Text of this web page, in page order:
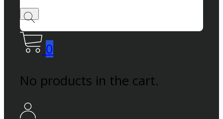
0
No products in the cart.